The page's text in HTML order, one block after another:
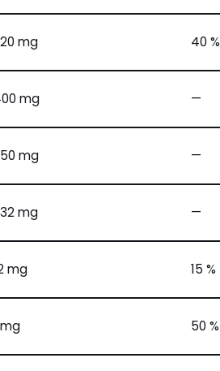
mg 40 %
mg —
mg —
mg —
mg 15 %
mg 50 %